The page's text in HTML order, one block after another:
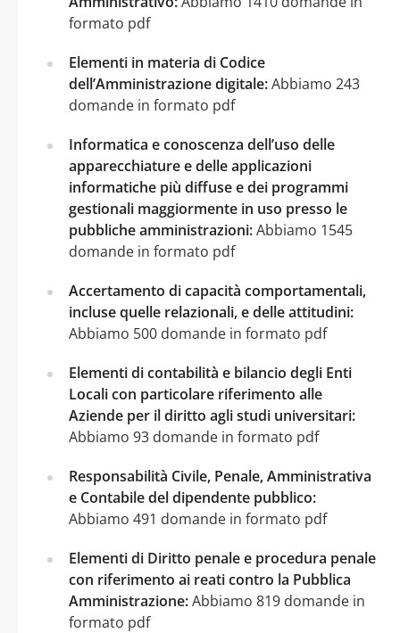
formato pdf
Elementi in materia di Codice
dell’Amministrazione digitale:Abbiamo 243
domande in formato pdf
Informatica e conoscenza dell’uso delle
apparecchiature e delle applicazioni
informatiche più diffuse e dei programmi
gestionali maggiormente in uso presso le
pubbliche amministrazioni:Abbiamo 1545
domande in formato pdf
Accertamento di capacità comportamentali,
incluse quelle relazionali, e delle attitudini:
Abbiamo 500 domande in formato pdf
Elementi di contabilità e bilancio degli Enti
Locali con particolare riferimento alle
Aziende per il diritto agli studi universitari:
Abbiamo 93 domande in formato pdf
Responsabilità Civile, Penale, Amministrativa
e Contabile del dipendente pubblico:
Abbiamo 491 domande in formato pdf
Elementi di Diritto penale e procedura penale
con riferimento ai reati contro la Pubblica
Amministrazione:Abbiamo 819 domande in
formato pdf